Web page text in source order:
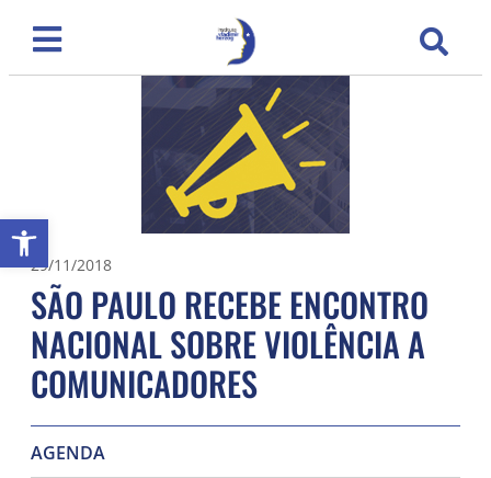
Abrir a barra de ferramentas
29/11/2018
SÃO PAULO RECEBE ENCONTRO
NACIONAL SOBRE VIOLÊNCIA A
COMUNICADORES
AGENDA